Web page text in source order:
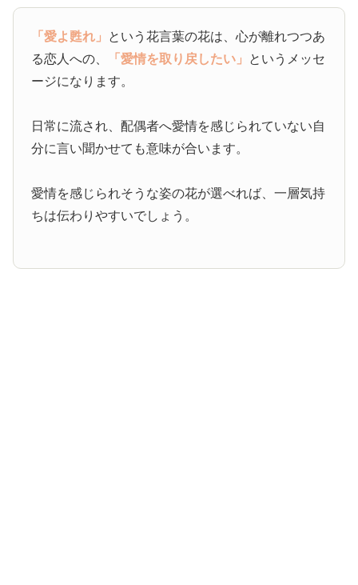
「愛よ甦れ」 という花言葉の花は、心が離れつつあ
る恋人への、
「愛情を取り戻したい」 というメッセ
ージになります。
日常に流され、配偶者へ愛情を感じられていない自
分に言い聞かせても意味が合います。
愛情を感じられそうな姿の花が選べれば、一層気持
ちは伝わりやすいでしょう。